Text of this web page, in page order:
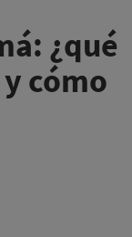
¿qué
cómo